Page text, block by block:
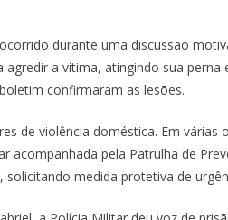
durante uma discussão
a vítima, atingindo sua perna
confirmaram as lesões.
de violência doméstica. Em várias
acompanhada pela Patrulha de
medida protetiva de